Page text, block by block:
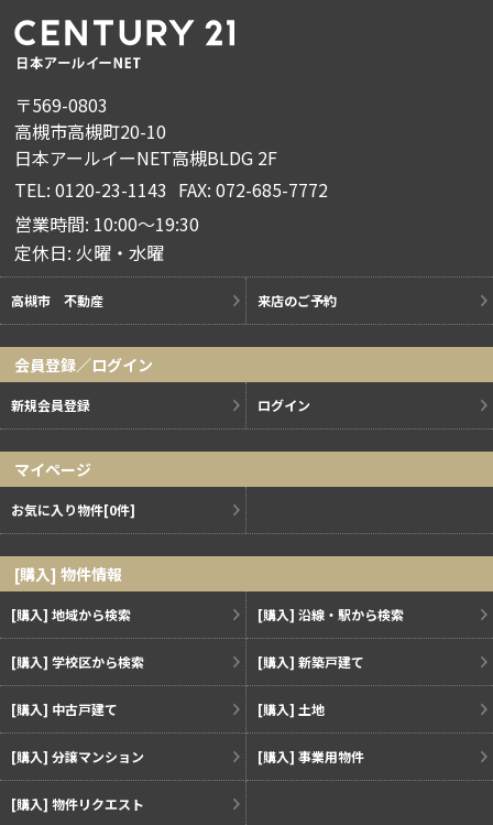
〒569-0803
高槻市高槻町20-10
日本アールイーNET高槻BLDG 2F
TEL: 0120-23-1143 FAX: 072-685-7772
営業時間: 10:00～19:30
定休日: 火曜・水曜
高槻市 不動産 来店のご予約
会員登録／ログイン
新規会員登録 ログイン
マイページ
お気に入り物件[0件]
[購入] 物件情報
[購入] 地域から検索 [購入] 沿線・駅から検索
[購入] 学校区から検索 [購入] 新築戸建て
[購入] 中古戸建て [購入] 土地
[購入] 分譲マンション [購入] 事業用物件
[購入] 物件リクエスト